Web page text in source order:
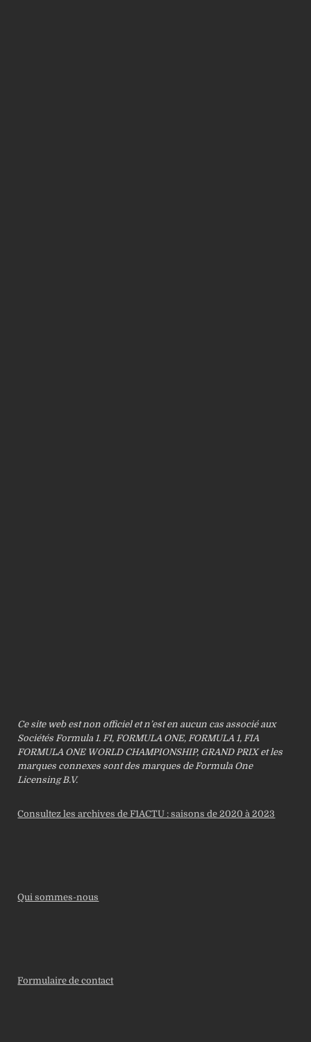
Ce site web est non officiel et n’est en aucun cas associé aux
Sociétés Formula 1. F1, FORMULA ONE, FORMULA 1, FIA
FORMULA ONE WORLD CHAMPIONSHIP, GRAND PRIX et les
marques connexes sont des marques de Formula One
Licensing B.V.
Consultez les archives de F1ACTU : saisons de 2020 à 2023
Qui sommes-nous
Formulaire de contact